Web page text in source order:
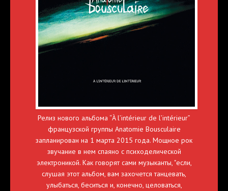
Релиз нового альбома “À l’intérieur de l’intérieur”
французской группы Anatomie Bousculaire
запланирован на 1 марта 2015 года. Мощное рок
звучание в нем спаяно с психоделической
электроникой. Как говорят сами музыканты, "если,
слушая этот альбом, вам захочется танцевать,
улыбаться, беситься и, конечно, целоваться,